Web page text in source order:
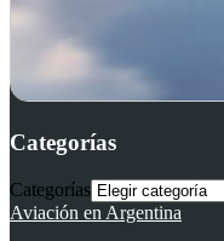
Categorías
Categorías
Aviación en Argentina